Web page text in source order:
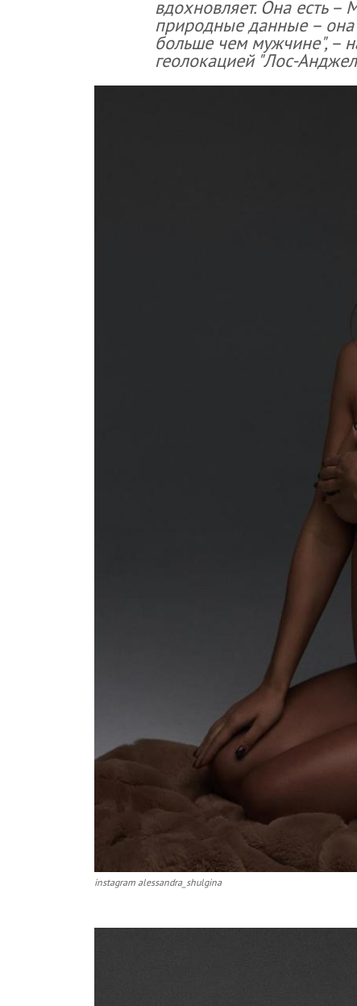
вдохновляет. Она есть –
природные данные – она
больше чем мужчине", –
геолокацией "Лос-
instagram alessandra_shulgina